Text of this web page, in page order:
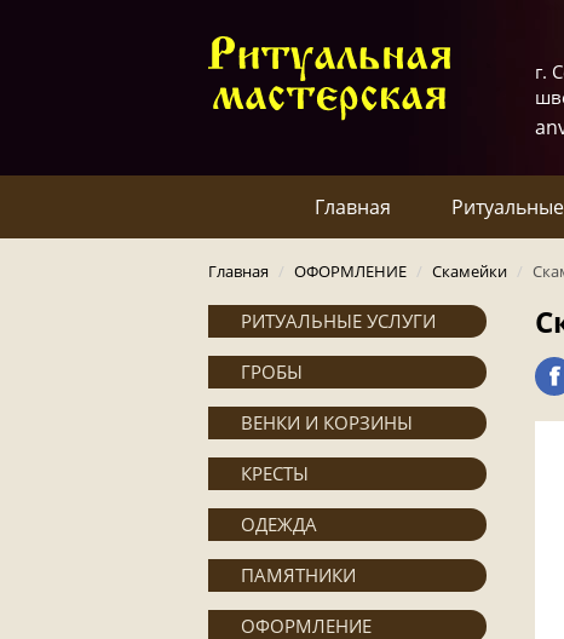
г.
Главная
Главная / ОФОРМЛЕНИЕ / Скамейки /
РИТУАЛЬНЫЕ УСЛУГИ
ГРОБЫ
ВЕНКИ И КОРЗИНЫ
КРЕСТЫ
ОДЕЖДА
ПАМЯТНИКИ
ОФОРМЛЕНИЕ